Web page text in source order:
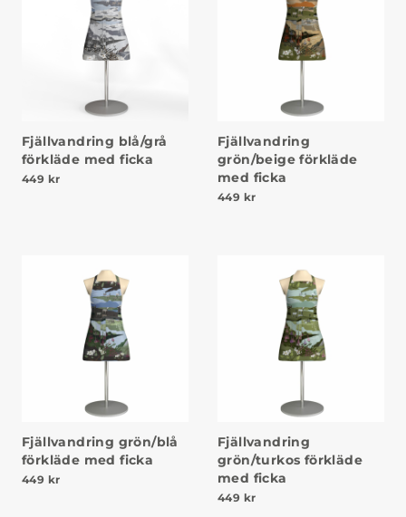
Fjällvandring blå/grå
förkläde med ficka
449 kr
Fjällvandring
grön/beige förkläde
med ficka
449 kr
Fjällvandring grön/blå
förkläde med ficka
449 kr
Fjällvandring
grön/turkos förkläde
med ficka
449 kr